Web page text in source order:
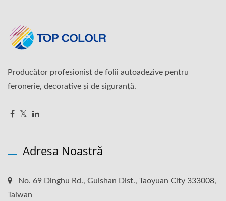
Producător profesionist de folii autoadezive pentru
feronerie, decorative și de siguranță.
Adresa Noastră
No. 69 Dinghu Rd., Guishan Dist., Taoyuan City 333008,
Taiwan